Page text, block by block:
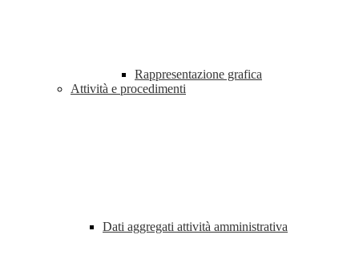
Rappresentazione grafica
Attività e procedimenti
Dati aggregati attività amministrativa